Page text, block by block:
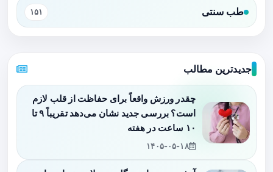
طب سنتی ۱۵۱
جدیدترین مطالب
چقدر ورزش واقعاً برای حفاظت از قلب لازم
است؟ بررسی جدید نشان می‌دهد تقریباً ۹ تا
۱۰ ساعت در هفته
۱۴۰۵-۰۵-۱۸